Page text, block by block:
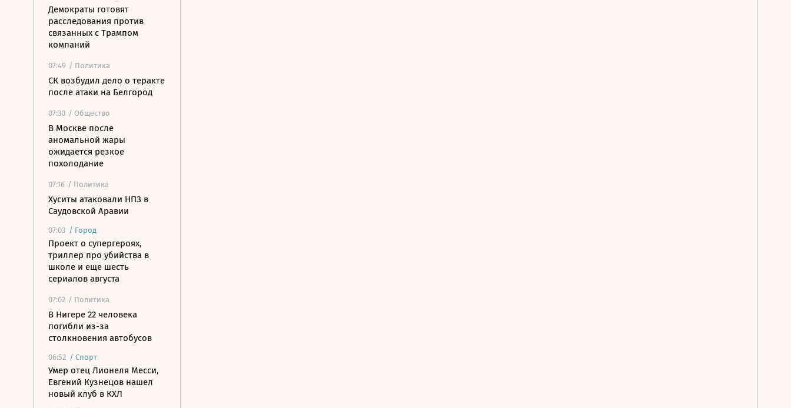
Демократы готовят
расследования против
связанных с Трампом
компаний
07:49 / Политика
СК возбудил дело о теракте
после атаки на Белгород
07:30 / Общество
В Москве после
аномальной жары
ожидается резкое
похолодание
07:16 / Политика
Хуситы атаковали НПЗ в
Саудовской Аравии
07:03 / Город
Проект о супергероях,
триллер про убийства в
школе и еще шесть
сериалов августа
07:02 / Политика
В Нигере 22 человека
погибли из-за
столкновения автобусов
06:52 / Спорт
Умер отец Лионеля Месси,
Евгений Кузнецов нашел
новый клуб в КХЛ